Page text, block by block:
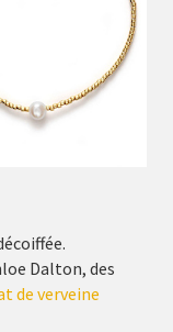
Dalton, des
de verveine